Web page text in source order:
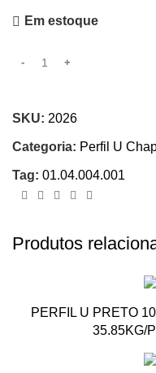
Em estoque
SKU: 2026
Categoria: Perfil U
Tag: 01.04.004.001
Produtos
PERFIL U PRETO
35.85KG/